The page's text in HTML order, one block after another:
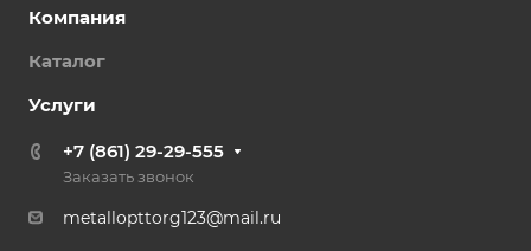
Компания
Каталог
Услуги
+7 (861) 29-29-555
Заказать звонок
metallopttorg123@mail.ru